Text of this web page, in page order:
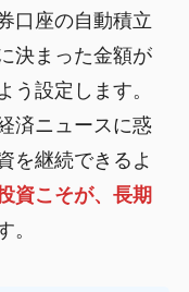
口座の自動積立
決まった金額が
う設定します。
済ニュースに惑
を継続できるよ
資こそが、長期
。